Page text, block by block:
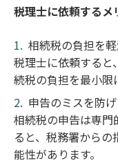
税理士に依頼するメ
相続税の負担を
税理士に依頼すると
続税の負担を最小限
申告のミスを防
相続税の申告は専門
ると、税務署から
能性があります。